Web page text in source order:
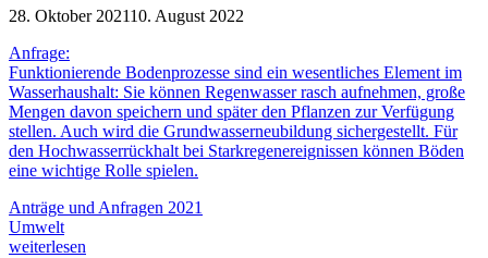
28. Oktober 202110. August 2022
Anfrage:
Funktionierende Bodenprozesse sind ein wesentliches Element im
Wasserhaushalt: Sie können Regenwasser rasch aufnehmen, große
Mengen davon speichern und später den Pflanzen zur Verfügung
stellen. Auch wird die Grundwasserneubildung sichergestellt. Für
den Hochwasserrückhalt bei Starkregenereignissen können Böden
eine wichtige Rolle spielen.
Anträge und Anfragen 2021
Umwelt
weiterlesen